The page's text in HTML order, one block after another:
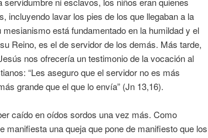
incluyendo lavar los pies de los que llegaban a la
está fundamentado en la humildad y el
Reino, es el de servidor de los demás. Más tarde,
nos ofrecería un testimonio de la vocación al
“Les aseguro que el servidor no es más
grande que el que lo envía” (Jn 13,16).
caído en oídos sordos una vez más. Como
manifiesta una queja que pone de manifiesto que los